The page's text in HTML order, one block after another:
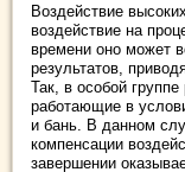
Воздействие
воздействие на
времени оно может
результатов,
Так, в особой
работающие в
и бань. В данном
компенсации
завершении